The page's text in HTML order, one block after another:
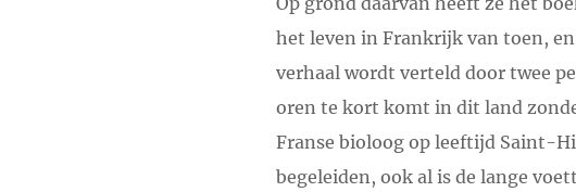
het leven in Frankrijk van toen,
verhaal wordt verteld door twee
oren te kort komt in dit land
Franse bioloog op leeftijd Saint-
begeleiden, ook al is de lange